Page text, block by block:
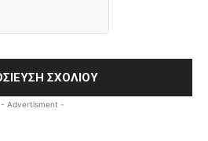
- Advertisment -